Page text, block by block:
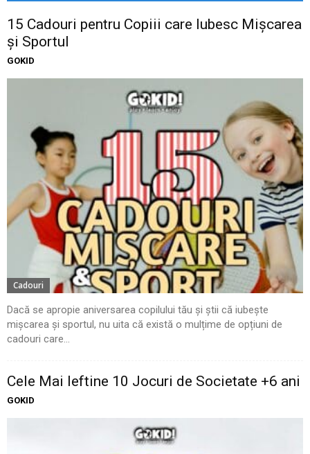
15 Cadouri pentru Copiii care Iubesc Mișcarea
și Sportul
GOKID
Cadouri
Dacă se apropie aniversarea copilului tău și știi că iubește
mișcarea și sportul, nu uita că există o mulțime de opțiuni de
cadouri care...
Cele Mai Ieftine 10 Jocuri de Societate +6 ani
GOKID